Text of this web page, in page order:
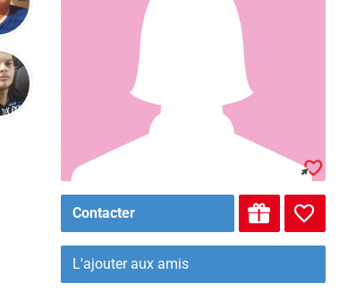
Contacter
L'ajouter aux amis